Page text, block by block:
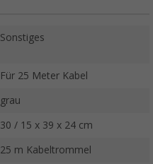
Sonstiges
Für 25 Meter Kabel
grau
30 / 15 x 39 x 24 cm
25 m Kabeltrommel